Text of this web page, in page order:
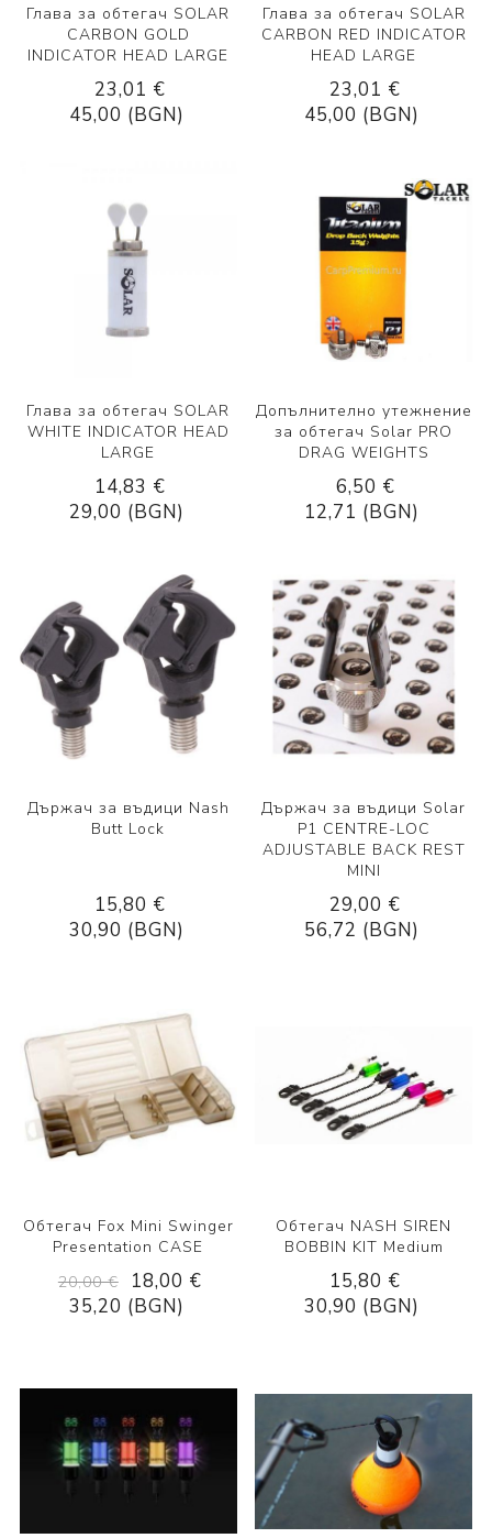
Глава за обтегач SOLAR
CARBON GOLD
INDICATOR HEAD LARGE
23,01 €
45,00 (BGN)
Глава за обтегач SOLAR
CARBON RED INDICATOR
HEAD LARGE
23,01 €
45,00 (BGN)
Глава за обтегач SOLAR
WHITE INDICATOR HEAD
LARGE
14,83 €
29,00 (BGN)
Допълнително утежнение
за обтегач Solar PRO
DRAG WEIGHTS
6,50 €
12,71 (BGN)
Държач за въдици Nash
Butt Lock
15,80 €
30,90 (BGN)
Държач за въдици Solar
P1 CENTRE-LOC
ADJUSTABLE BACK REST
MINI
29,00 €
56,72 (BGN)
Обтегач Fox Mini Swinger
Presentation CASE
20,00 €
18,00 €
35,20 (BGN)
Обтегач NASH SIREN
BOBBIN KIT Medium
15,80 €
30,90 (BGN)